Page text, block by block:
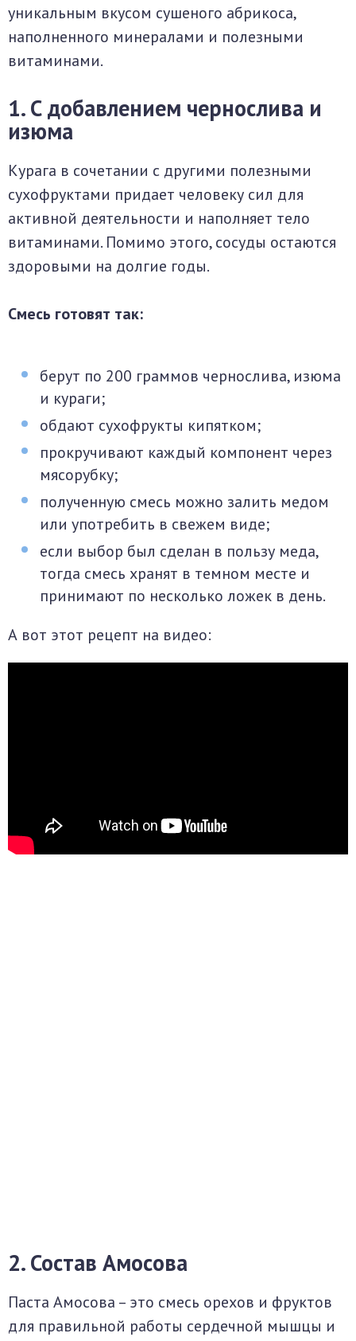
уникальным вкусом сушеного абрикоса,
наполненного минералами и полезными
витаминами.
1. С добавлением чернослива и
изюма
Курага в сочетании с другими полезными
сухофруктами придает человеку сил для
активной деятельности и наполняет тело
витаминами. Помимо этого, сосуды остаются
здоровыми на долгие годы.
Смесь готовят так:
берут по 200 граммов чернослива, изюма
и кураги;
обдают сухофрукты кипятком;
прокручивают каждый компонент через
мясорубку;
полученную смесь можно залить медом
или употребить в свежем виде;
если выбор был сделан в пользу меда,
тогда смесь хранят в темном месте и
принимают по несколько ложек в день.
А вот этот рецепт на видео:
2. Состав Амосова
Паста Амосова – это смесь орехов и фруктов
для правильной работы сердечной мышцы и